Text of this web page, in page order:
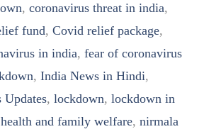
, coronavirus threat in india,
fund, Covid relief package,
in india, fear of coronavirus
, India News in Hindi,
Updates, lockdown, lockdown in
and family welfare, nirmala